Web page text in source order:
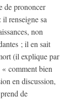
de prononcer
renseigne sa
non
; il en sait
(il explique par
« comment bien
en discussion,
de